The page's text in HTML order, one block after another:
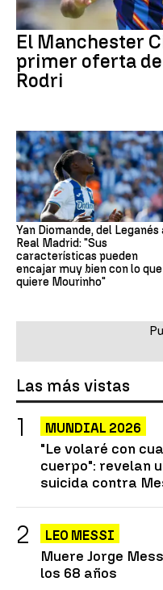
El Manchester
primer oferta
Rodri
Yan Diomande, del Leganés
Real Madrid: "Sus
características pueden
encajar muy bien con lo que
quiere Mourinho"
Las más vistas
MUNDIAL 2026
"Le volaré con
cuerpo": revelan
suicida contra
LEO MESSI
Muere Jorge
los 68 años